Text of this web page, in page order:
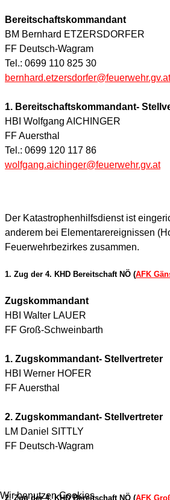
Bereitschaftskommandant
BM Bernhard ETZERSDORFER
FF Deutsch-Wagram
Tel.: 0699 110 825 30
bernhard.etzersdorfer@feuerwehr.gv.at
1. Bereitschaftskommandant-
HBI Wolfgang AICHINGER
FF Auersthal
Tel.: 0699 120 117 86
wolfgang.aichinger@feuerwehr.gv.at
Der Katastrophenhilfsdienst ist
anderem bei Elementarereignissen
Feuerwehrbezirkes zusammen.
1. Zug der 4. KHD Bereitschaft NÖ (AFK
Zugskommandant
HBI Walter LAUER
FF Groß-Schweinbarth
1. Zugskommandant- Stellvertreter
HBI Werner HOFER
FF Auersthal
2. Zugskommandant- Stellvertreter
LM Daniel SITTLY
FF Deutsch-Wagram
2. Zug der 4. KHD Bereitschaft NÖ (AFK
Wir benutzen Cookies